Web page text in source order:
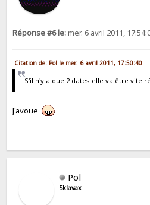
Réponse #6 le:mer. 6 avril 2011,
Citation de: Pol le mer. 6 avril 2011, 17:50:40
S'il n'y a que 2 dates elle va être vite
J'avoue
Pol
Sklavax